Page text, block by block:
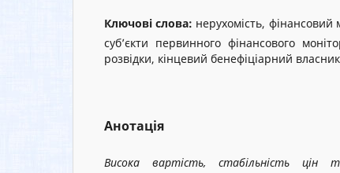
Ключові слова: нерухомість, фінансовий
суб’єкти первинного фінансового
розвідки, кінцевий бенефіціарний
Анотація
Висока вартість, стабільність цін